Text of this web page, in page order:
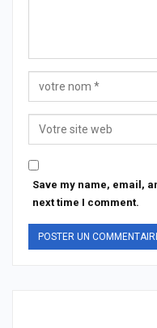
Save my name, email,
next time I comment.